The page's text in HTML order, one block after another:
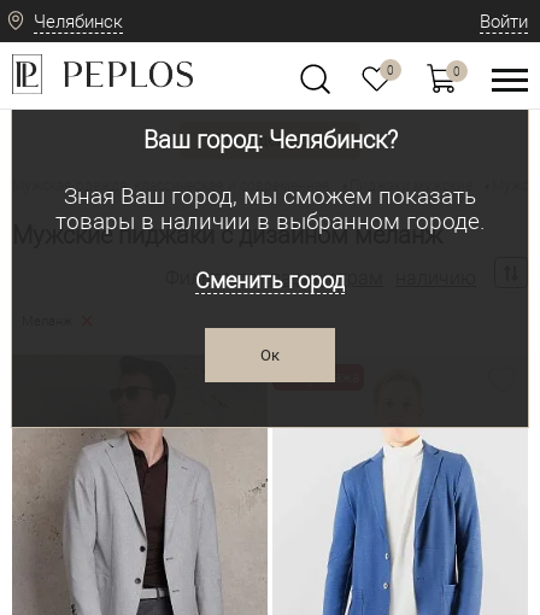
Челябинск
Ваш город: Челябинск?
Зная Ваш город, мы сможем показать
товары в наличии в выбранном городе.
Сменить город
Ок
Войти
0 0
Вид одежды
Мужская одежда: классическая и современная
Мужские пиджаки с дизайном меланж
Фильтр по: параметрам